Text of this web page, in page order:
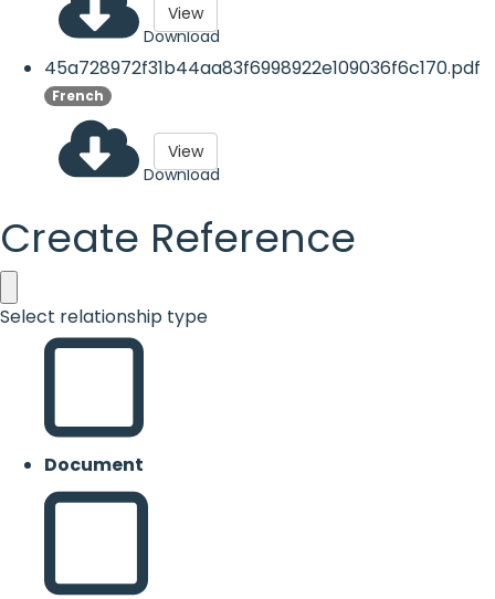
Download
View
45a728972f31b44aa83f6998922e109036f6c170.pdf
French
Download
View
Create Reference
Select relationship type
Document